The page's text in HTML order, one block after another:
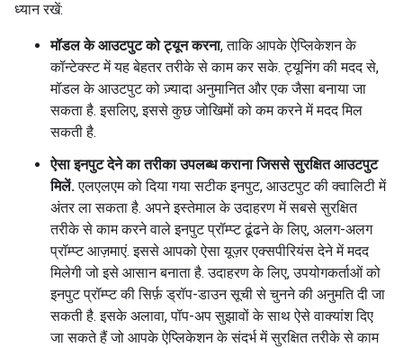
ध्यान रखें:
मॉडल के आउटपुट को ट्यून करना, ताकि आपके ऐप्लिकेशन के
कॉन्टेक्स्ट में यह बेहतर तरीके से काम कर सके. ट्यूनिंग की मदद से,
मॉडल के आउटपुट को ज़्यादा अनुमानित और एक जैसा बनाया जा
सकता है. इसलिए, इससे कुछ जोखिमों को कम करने में मदद मिल
सकती है.
ऐसा इनपुट देने का तरीका उपलब्ध कराना जिससे सुरक्षित आउटपुट
मिलें.एलएलएम को दिया गया सटीक इनपुट, आउटपुट की क्वालिटी में
अंतर ला सकता है. अपने इस्तेमाल के उदाहरण में सबसे सुरक्षित
तरीके से काम करने वाले इनपुट प्रॉम्प्ट ढूंढने के लिए, अलग-अलग
प्रॉम्प्ट आज़माएं. इससे आपको ऐसा यूज़र एक्सपीरियंस देने में मदद
मिलेगी जो इसे आसान बनाता है. उदाहरण के लिए, उपयोगकर्ताओं को
इनपुट प्रॉम्प्ट की सिर्फ़ ड्रॉप-डाउन सूची से चुनने की अनुमति दी जा
सकती है. इसके अलावा, पॉप-अप सुझावों के साथ ऐसे वाक्यांश दिए
जा सकते हैं जो आपके ऐप्लिकेशन के संदर्भ में सुरक्षित तरीके से काम